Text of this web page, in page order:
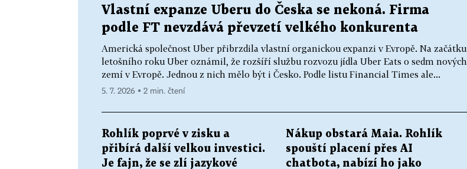
Vlastní expanze Uberu do Česka se nekoná. Firma
podle FT nevzdává převzetí velkého konkurenta
Americká společnost Uber přibrzdila vlastní organickou expanzi v Evropě. Na začátku
letošního roku Uber oznámil, že rozšíří službu rozvozu jídla Uber Eats o sedm nových
zemí v Evropě. Jednou z nich mělo být i Česko. Podle listu Financial Times ale...
5. 7. 2026 ▪ 2 min. čtení
Rohlík poprvé v zisku a
přibírá další velkou investici.
Je fajn, že se zlí jazykové
Nákup obstará Maia. Rohlík
spouští placení přes AI
chatbota, nabízí ho jako